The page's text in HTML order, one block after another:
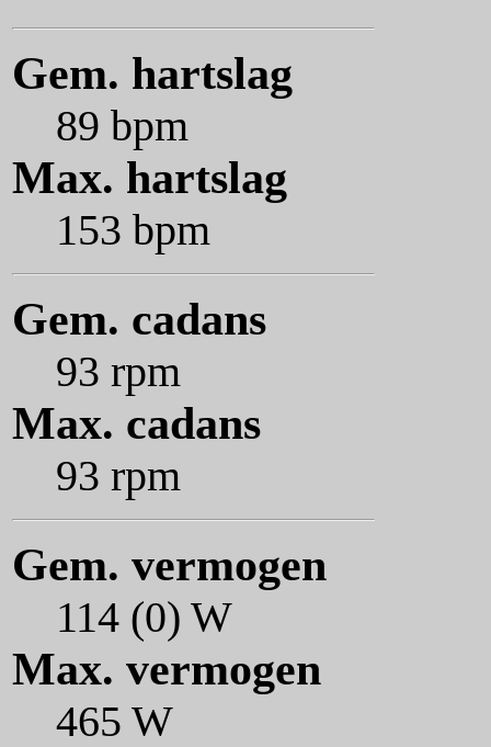
Gem. hartslag
89 bpm
Max. hartslag
153 bpm
Gem. cadans
93 rpm
Max. cadans
93 rpm
Gem. vermogen
114 (0) W
Max. vermogen
465 W